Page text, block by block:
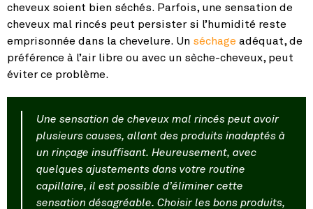
cheveux soient bien séchés. Parfois, une sensation de
cheveux mal rincés peut persister si l’humidité reste
emprisonnée dans la chevelure. Un séchage adéquat, de
préférence à l’air libre ou avec un sèche-cheveux, peut
éviter ce problème.
Une sensation de cheveux mal rincés peut avoir
plusieurs causes, allant des produits inadaptés à
un rinçage insuffisant. Heureusement, avec
quelques ajustements dans votre routine
capillaire, il est possible d’éliminer cette
sensation désagréable. Choisir les bons produits,